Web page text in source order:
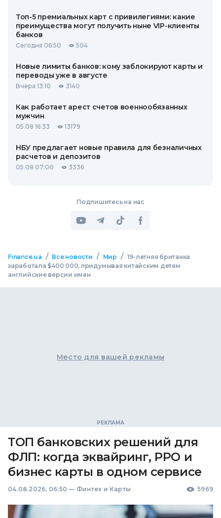
Топ-5 премиальных карт с привилегиями: какие
преимущества могут получить ныне VIP-клиенты
банков
Сегодня 06:50 504
Новые лимиты банков: кому заблокируют карты и
переводы уже в августе
Вчера 13:10 3140
Как работает арест счетов военнообязанных
мужчин
05.08 16:33 13179
НБУ предлагает новые правила для безналичных
расчетов и депозитов
05.08 07:00 3336
Подпишитесь на нас
Finance.ua / Все новости / Мир / 19-летняя британка
заработала $400 000, придумывая китайским детям
английские версии имен
Место для вашей рекламы
ТОП банковских решений для
ФЛП: когда эквайринг, РРО и
бизнес карты в одном сервисе
04.08.2026, 06:50 — Финтех и Карты 5969